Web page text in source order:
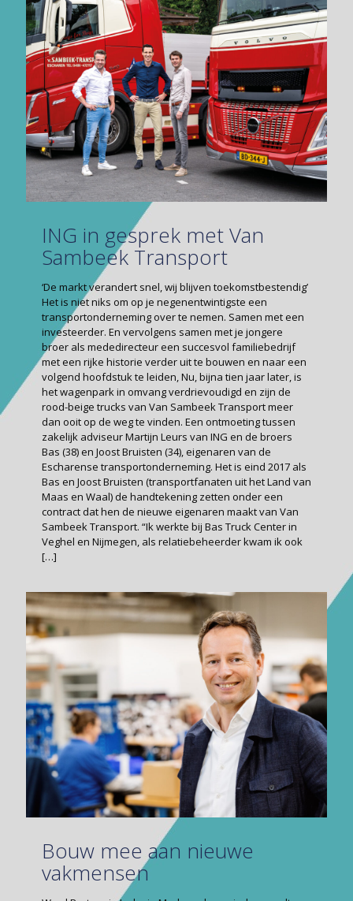
ING in gesprek met Van
Sambeek Transport
‘De markt verandert snel, wij blijven toekomstbestendig’
Het is niet niks om op je negenentwintigste een
transportonderneming over te nemen. Samen met een
investeerder. En vervolgens samen met je jongere
broer als mededirecteur een succesvol familiebedrijf
met een rijke historie verder uit te bouwen en naar een
volgend hoofdstuk te leiden, Nu, bijna tien jaar later, is
het wagenpark in omvang verdrievoudigd en zijn de
rood-beige trucks van Van Sambeek Transport meer
dan ooit op de weg te vinden. Een ontmoeting tussen
zakelijk adviseur Martijn Leurs van ING en de broers
Bas (38) en Joost Bruisten (34), eigenaren van de
Escharense transportonderneming. Het is eind 2017 als
Bas en Joost Bruisten (transportfanaten uit het Land van
Maas en Waal) de handtekening zetten onder een
contract dat hen de nieuwe eigenaren maakt van Van
Sambeek Transport. “Ik werkte bij Bas Truck Center in
Veghel en Nijmegen, als relatiebeheerder kwam ik ook
[…]
Bouw mee aan nieuwe
vakmensen